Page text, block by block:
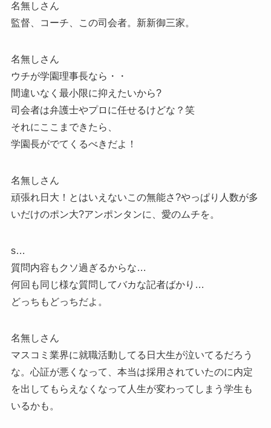
名無しさん
監督、コーチ、この司会者。新新御三家。
名無しさん
ウチが学園理事長なら・・
間違いなく最小限に抑えたいから?
司会者は弁護士やプロに任せるけどな？笑
それにここまできたら、
学園長がでてくるべきだよ！
名無しさん
頑張れ日大！とはいえないこの無能さ?やっぱり人数が多
いだけのポン大?アンポンタンに、愛のムチを。
s…
質問内容もクソ過ぎるからな…
何回も同じ様な質問してバカな記者ばかり…
どっちもどっちだよ。
名無しさん
マスコミ業界に就職活動してる日大生が泣いてるだろう
な。心証が悪くなって、本当は採用されていたのに内定
を出してもらえなくなって人生が変わってしまう学生も
いるかも。